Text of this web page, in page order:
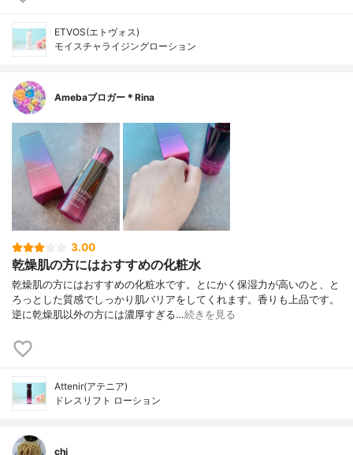
ETVOS(エトヴォス)
モイスチャライジングローション
Amebaブロガー＊Rina
3.00
乾燥肌の方にはおすすめの化粧水
乾燥肌の方にはおすすめの化粧水です。とにかく保湿力が高いのと、と
ろっとした質感でしっかり肌バリアをしてくれます。香りも上品です。
逆に乾燥肌以外の方には濃厚すぎる…続きを見る
Attenir(アテニア)
ドレスリフト ローション
chi